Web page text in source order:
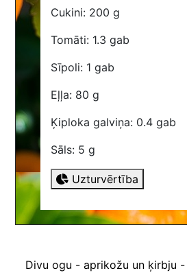
Cukini: 200 g
Tomāti: 1.3 gab
Sīpoli: 1 gab
Eļļa: 80 g
Ķiploka galviņa: 0.4 gab
Sāls: 5 g
Uzturvērtība
Divu ogu - aprikožu un ķirbju